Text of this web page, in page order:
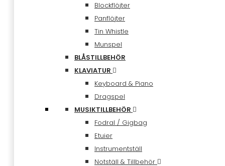
Blockflöjter
Panflöjter
Tin Whistle
Munspel
BLÅSTILLBEHÖR
KLAVIATUR
Keyboard & Piano
Dragspel
MUSIKTILLBEHÖR
Fodral / Gigbag
Etuier
Instrumentställ
Notställ & Tillbehör